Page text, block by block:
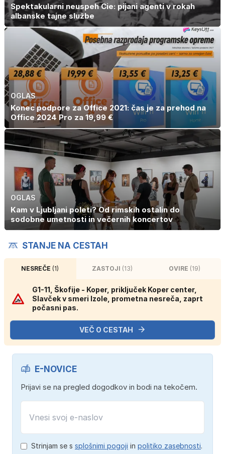
Spektakularni neuspeh Cie: pijani agenti v rokah
albanske tajne službe
OGLAS
Konec podpore za Office 2021: čas je za prehod na
Office 2024 Pro za 19,99 €
OGLAS
Kam v Ljubljani poleti? Od rimskih ostalin do
sodobne umetnosti in večernih koncertov
STANJE NA CESTAH
NESREČE(1) ZASTOJI (13) OVIRE (19)
G1-11, Škofije - Koper, priključek Koper center,
Slavček v smeri Izole, prometna nesreča, zaprt
počasni pas.
VEČ O CESTAH
E-NOVICE
Prijavi se na pregled dogodkov in bodi na tekočem.
Strinjam se s splošnimi pogoji in politiko zasebnosti.